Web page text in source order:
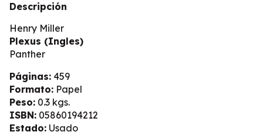
Descripción
Henry Miller
Plexus (Ingles)
Panther
Páginas: 459
Formato: Papel
Peso: 0.3 kgs.
ISBN: 05860194212
Estado: Usado